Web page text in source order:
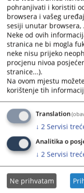
calendar
and
select
a
date.
Press
the
question
mark
key
to
get
the
keyboard
shortcuts
for
changing
dates.
pohranjivati i koristiti
browsera i vašeg
sesiji unutar browsera,
Neke od ovih
stranica ne bi mogla
neke nisu prijeko
procjenu nivoa
stranice...).
Na ovom mjestu
korištenje tih
Translation
↓ 2 Servisi
Analitika o
↓ 2 Servisi
Ne prihvatam